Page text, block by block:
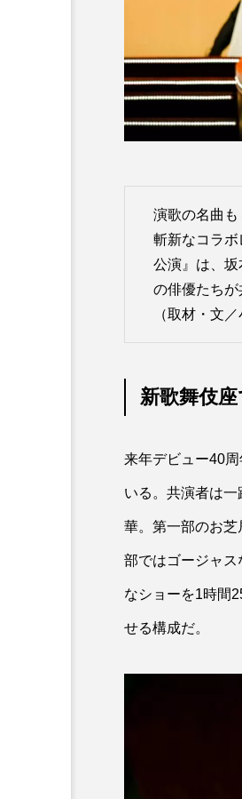
演歌の名曲
斬新なコラ
公演』は、
の俳優たちが
（取材・文
新歌舞伎
来年デビュー40
いる。共演者は
華。第一部のお
部ではゴージャス
なショーを1時間
せる構成だ。